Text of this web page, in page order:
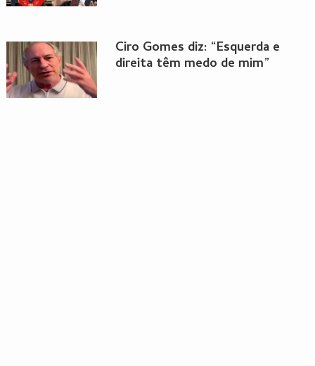
Ciro Gomes diz: “Esquerda e
direita têm medo de mim”